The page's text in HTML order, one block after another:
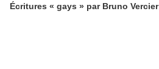
Écritures « gays » par Bruno Vercier